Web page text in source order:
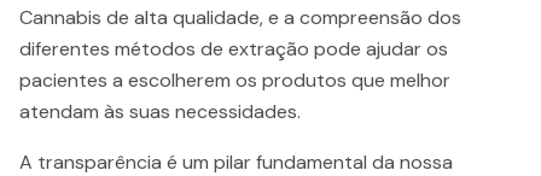
Cannabis de alta qualidade, e a compreensão dos
diferentes métodos de extração pode ajudar os
pacientes a escolherem os produtos que melhor
atendam às suas necessidades.
A transparência é um pilar fundamental da nossa